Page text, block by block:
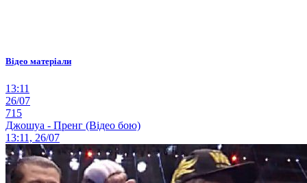
Відео матеріали
13:11
26/07
715
Джошуа - Пренг (Відео бою)
13:11, 26/07